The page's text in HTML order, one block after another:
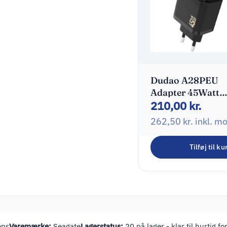
Dudao A28PEU
Adapter 45Watt
2xUSB-C Sort
210,00 kr.
262,50 kr. inkl.
Tilføj til